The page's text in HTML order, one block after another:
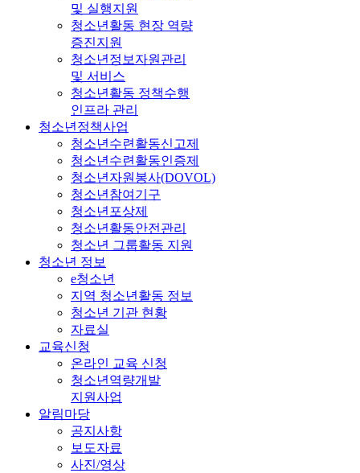
및 실행지원
청소년활동 현장 역량
증진지원
청소년정보자원관리
및 서비스
청소년활동 정책수행
인프라 관리
청소년정책사업
청소년수련활동신고제
청소년수련활동인증제
청소년자원봉사(DOVOL)
청소년참여기구
청소년포상제
청소년활동안전관리
청소년 그룹활동 지원
청소년 정보
e청소년
지역 청소년활동 정보
청소년 기관 현황
자료실
교육신청
온라인 교육 신청
청소년역량개발
지원사업
알림마당
공지사항
보도자료
사진/영상